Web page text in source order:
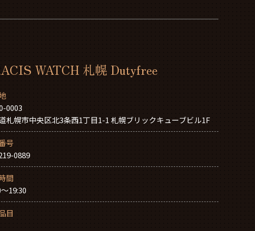
WATCH 札幌 Dutyfree
0003
札幌市中央区北3条西1丁目1-1 札幌ブリックキューブビル1F
号
0889
間
19:30
目